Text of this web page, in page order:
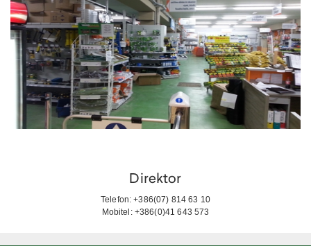
Direktor
Telefon: +386(07) 814 63 10
Mobitel: +386(0)41 643 573